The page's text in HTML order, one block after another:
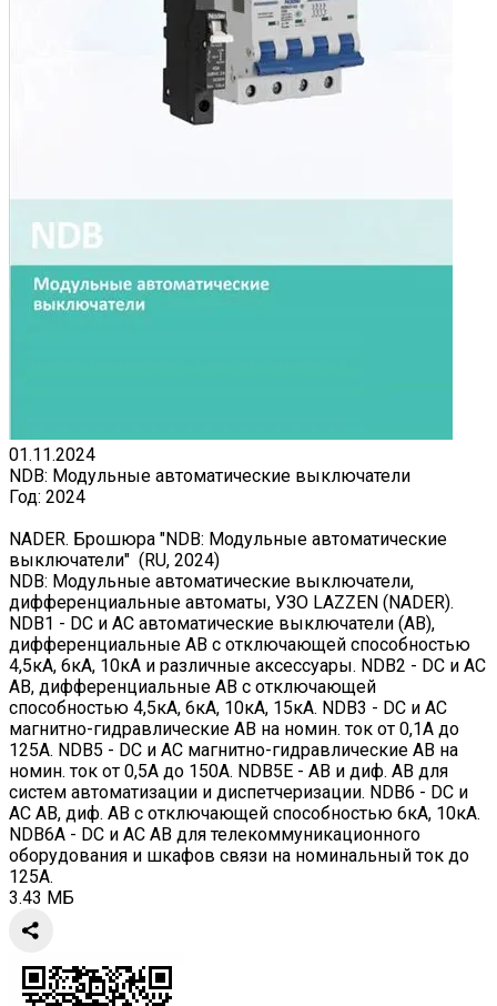
01.11.2024
NDB: Модульные автоматические выключатели
Год: 2024
NADER. Брошюра "NDB: Модульные автоматические
выключатели" (RU, 2024)
NDB: Модульные автоматические выключатели,
дифференциальные автоматы, УЗО LAZZEN (NADER).
NDB1 - DC и AC автоматические выключатели (АВ),
дифференциальные АВ с отключающей способностью
4,5кА, 6кА, 10кА и различные аксессуары. NDB2 - DC и AC
АВ, дифференциальные АВ с отключающей
способностью 4,5кА, 6кА, 10кА, 15кА. NDB3 - DC и AC
магнитно-гидравлические АВ на номин. ток от 0,1А до
125А. NDB5 - DC и AC магнитно-гидравлические АВ на
номин. ток от 0,5А до 150А. NDB5E - АВ и диф. АВ для
систем автоматизации и диспетчеризации. NDB6 - DC и
AC АВ, диф. АВ с отключающей способностью 6кА, 10кА.
NDB6A - DC и AC АВ для телекоммуникационного
оборудования и шкафов связи на номинальный ток до
125А.
3.43 МБ